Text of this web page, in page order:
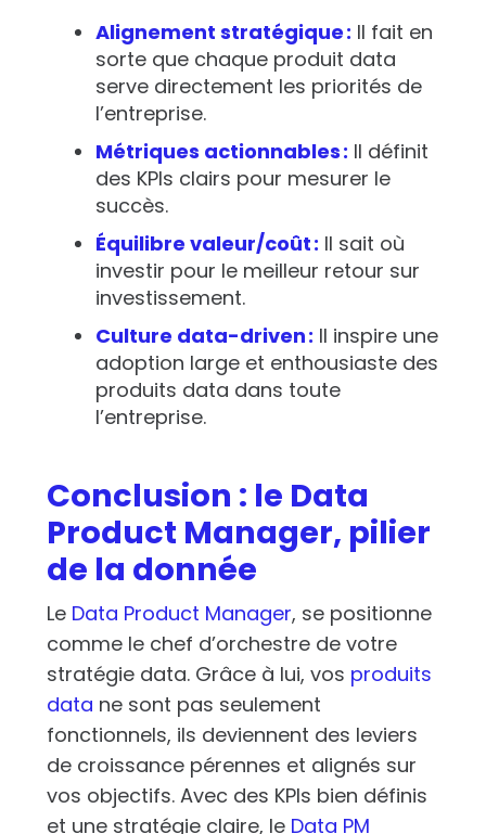
Alignement stratégique : Il fait en
sorte que chaque produit data
serve directement les priorités de
l’entreprise.
Métriques actionnables : Il définit
des KPIs clairs pour mesurer le
succès.
Équilibre valeur/coût : Il sait où
investir pour le meilleur retour sur
investissement.
Culture data-driven: Il inspire une
adoption large et enthousiaste des
produits data dans toute
l’entreprise.
Conclusion : le Data
Product Manager, pilier
de la donnée
Le Data Product Manager, se positionne
comme le chef d’orchestre de votre
stratégie data. Grâce à lui, vos produits
data ne sont pas seulement
fonctionnels, ils deviennent des leviers
de croissance pérennes et alignés sur
vos objectifs. Avec des KPIs bien définis
et une stratégie claire, le Data PM